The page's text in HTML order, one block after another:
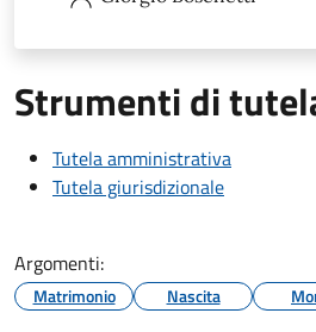
Strumenti di
Tutela amministrativa
Tutela giurisdizionale
Argomenti:
Matrimonio Nascita